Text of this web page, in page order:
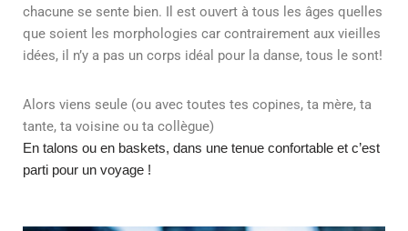
chacune se sente bien. Il est ouvert à tous les âges quelles
que soient les morphologies car contrairement aux vieilles
idées, il n’y a pas un corps idéal pour la danse, tous le sont!
Alors viens seule (ou avec toutes tes copines, ta mère, ta
tante, ta voisine ou ta collègue)
En talons ou en baskets, dans une tenue confortable et c’est
parti pour un voyage !